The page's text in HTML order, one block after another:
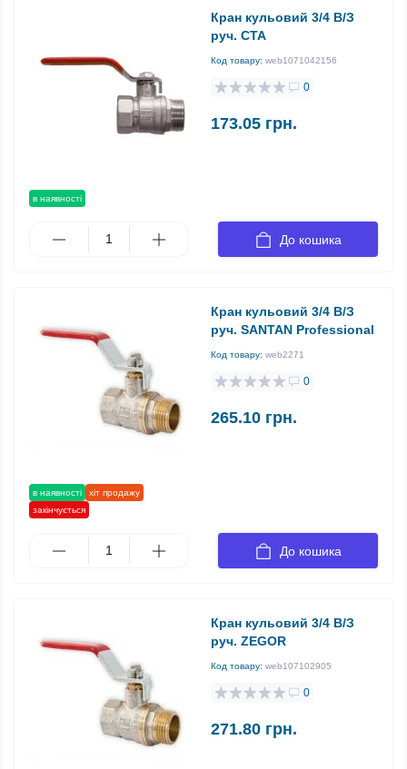
в наявності
Кран кульовий 3/4 В/З
руч. СТА
Код товару: web1071042156
0
173.05 грн.
До кошика
в наявності
хіт продажу
закінчується
Кран кульовий 3/4 В/З
руч. SANTAN Professional
Код товару: web2271
0
265.10 грн.
До кошика
Кран кульовий 3/4 В/З
руч. ZEGOR
Код товару: web107102905
0
271.80 грн.